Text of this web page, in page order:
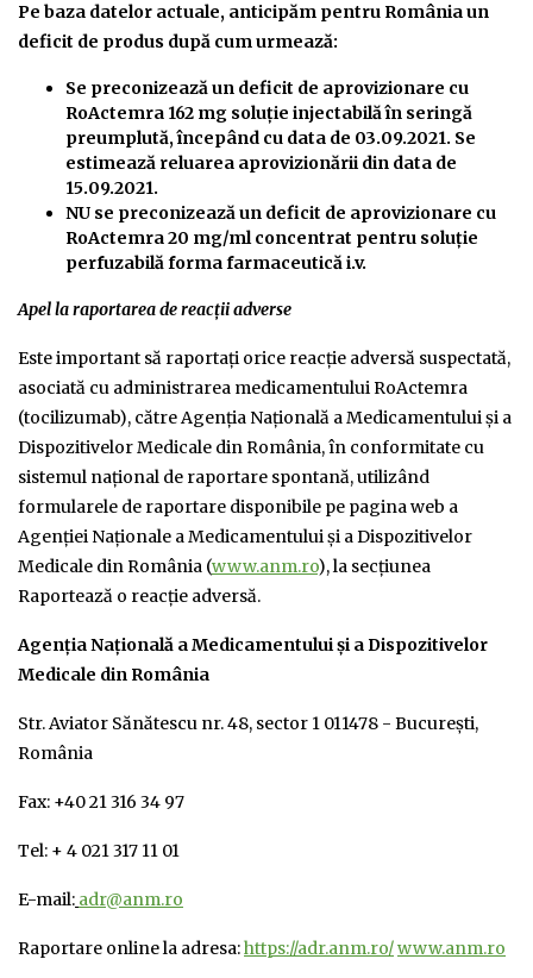
Pe baza datelor actuale, anticipăm pentru Româniaun
deficit de produs după cumurmează:
Se preconizează un deficit de aprovizionare cu
RoActemra 162 mg soluţie injectabilă în seringă
preumplută,începând cu data de 03.09.2021. Se
estimează reluarea aprovizionării din data de
15.09.2021.
NU se preconizează un deficit de aprovizionare cu
RoActemra 20 mg/ml concentrat pentru soluţie
perfuzabilă forma farmaceutică i.v.
Apel la raportarea de reacții adverse
Este important să raportaţi orice reacţie adversă suspectată,
asociată cu administrarea medicamentului RoActemra
(tocilizumab), către Agenţia Naţională a Medicamentului şi a
Dispozitivelor Medicale din România, în conformitate cu
sistemul naţional de raportare spontană, utilizând
formularele de raportare disponibile pe pagina web a
Agenţiei Naţionale a Medicamentului şi a Dispozitivelor
Medicale din România (www.anm.ro), la secţiunea
Raportează o reacţie adversă.
Agenția Națională a Medicamentului și a Dispozitivelor
Medicale din România
Str. Aviator Sănătescu nr. 48, sector 1 011478 - București,
România
Fax: +40 21 316 34 97
Tel: + 4 021 317 11 01
E-mail: adr@anm.ro
Raportare online la adresa:https://adr.anm.ro/www.anm.ro